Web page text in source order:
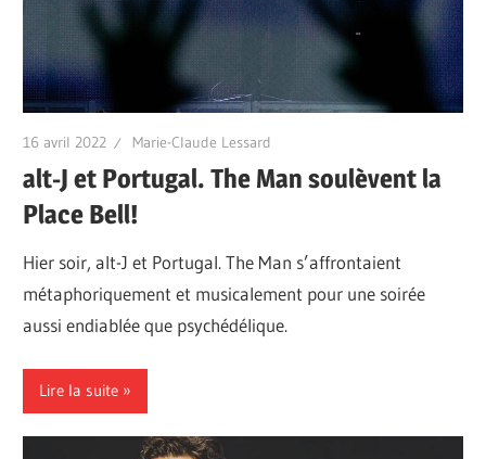
16 avril 2022 Marie-Claude Lessard
alt-J et Portugal. The Man soulèvent la
Place Bell!
Hier soir, alt-J et Portugal. The Man s’affrontaient
métaphoriquement et musicalement pour une soirée
aussi endiablée que psychédélique.
Lire la suite